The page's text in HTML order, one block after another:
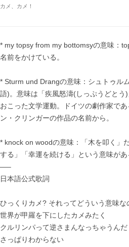
カメ、カメ！
* my topsy from my bottomsyの意味：
名前をかけている。
* Sturm und Drangの意味：シュトゥル
語)。意味は「疾風怒濤(しっぷうどと
おこった文学運動。ドイツの劇作家で
ン・クリンガーの作品の名前から。
* knock on woodの意味：「木を叩く」
する」「幸運を続ける」という意味があ
—–
日本語公式歌詞
ひっくりカメ? それってどういう意味な
世界が甲羅を下にしたカメみたく
クルリンパって逆さまんなっちゃうんだ
さっぱりわからない